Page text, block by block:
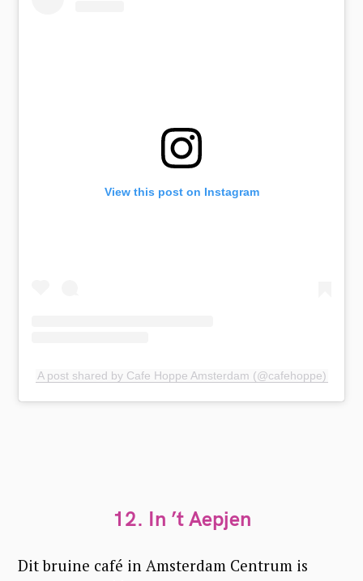
View this post on Instagram
A post shared by Cafe Hoppe Amsterdam (@cafehoppe)
12. In ’t Aepjen
Dit bruine café in Amsterdam Centrum is